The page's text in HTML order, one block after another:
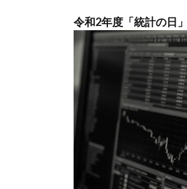
令和2年度「統計の日